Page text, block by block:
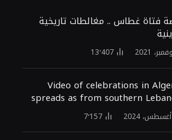
فتاة غطاس .. مغالطات تاريخية
13٬407
Video of celebrations in
spreads as from southern
7٬157